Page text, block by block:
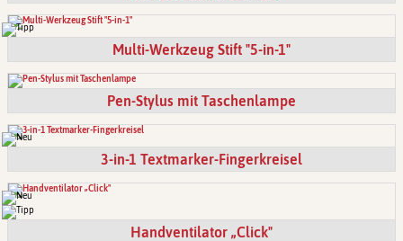
Multi-Werkzeug Stift "5-in-1"
Pen-Stylus mit Taschenlampe
3-in-1 Textmarker-Fingerkreisel
Handventilator „Click"